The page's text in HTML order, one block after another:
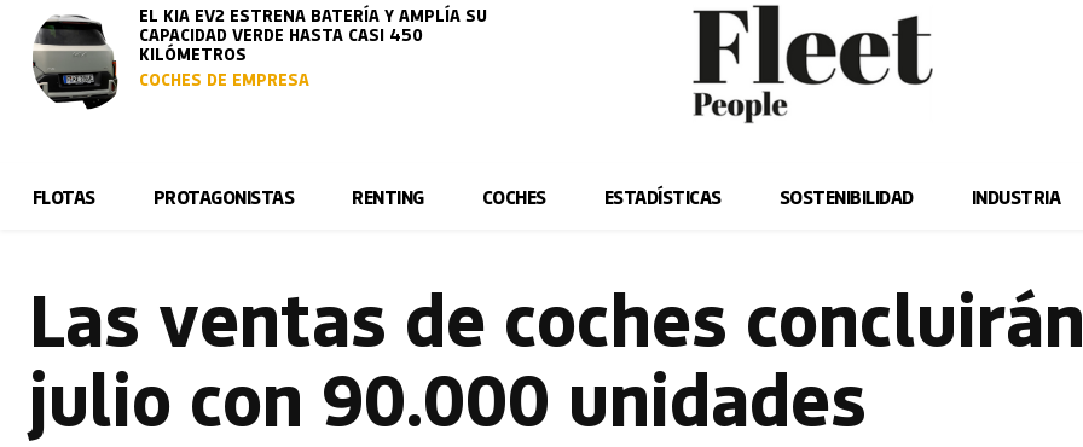
EL KIA EV2 ESTRENA BATERÍA Y AMPLÍA SU
CAPACIDAD VERDE HASTA CASI 450
KILÓMETROS
COCHES DE EMPRESA
FLOTAS PROTAGONISTAS RENTING COCHES ESTADÍSTICAS SOSTENIBILIDAD INDUSTRIA
Las ventas de coches concluirán
julio con 90.000 unidades